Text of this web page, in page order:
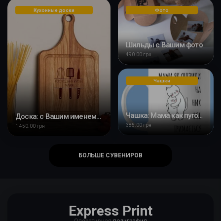
Кухонные доски
Доска: с Вашим именем Хозяйка кухни из дуба
1 450.00 грн
Фото
Шильды с Вашим фото
490.00 грн
Чашки
Чашка: Мама как пуговицы
385.00 грн
БОЛЬШЕ СУВЕНИРОВ
Express Print